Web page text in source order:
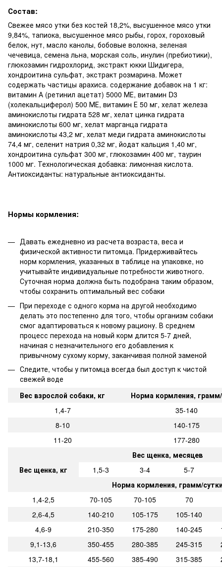
Состав:
Свежее мясо утки без костей 18,2%, высушенное мясо утки
9,84%, тапиока, высушенное мясо рыбы, горох, гороховый
белок, нут, масло канолы, бобовые волокна, зеленая
чечевица, семена льна, морская соль, инулин (пребиотики),
глюкозамин гидрохлорид, экстракт юкки Шидигера,
хондроитина сульфат, экстракт розмарина. Может
содержать частицы арахиса. содержание добавок на 1 кг:
витамин А (ретинил ацетат) 5000 МЕ, витамин D3
(холекальциферол) 500 МЕ, витамин Е 50 мг, хелат железа
аминокислоты гидрата 528 мг, хелат цинка гидрата
аминокислоты 600 мг, хелат марганца гидрата
аминокислоты 43,2 мг, хелат меди гидрата аминокислоты
74,4 мг, селенит натрия 0,32 мг, йодат кальция 1,40 мг,
хондроитина сульфат 300 мг, глюкозамин 400 мг, таурин
1000 мг. Технологическая добавка: лимонная кислота.
Антиоксиданты: натуральные антиоксиданты.
Нормы кормления:
Давать ежедневно из расчета возраста, веса и
физической активности питомца. Придерживайтесь
норм кормления, указанных в таблице на упаковке, но
учитывайте индивидуальные потребности животного.
Суточная норма должна быть подобрана таким образом,
чтобы сохранить оптимальный вес собаки
При переходе с одного корма на другой необходимо
делать это постепенно для того, чтобы организм собаки
смог адаптироваться к новому рациону. В среднем
процесс перехода на новый корм длится 5-7 дней,
начиная с незначительного его добавления к
привычному сухому корму, заканчивая полной заменой
Следите, чтобы у питомца всегда был доступ к чистой
свежей воде
Вес взрослой собаки, кг
Норма кормления,
1,4-7
35-140
8-10
140-175
11-20
177-280
Вес щенка, кг
Вес щенка, месяцев
1,5-3
3-4
5-7
Норма кормления, грамм/
1,4-2,5
70-105 70-105
70
2,6-4,5
140-210 105-175
105-140
4,6-9
210-350 175-280 140-245
9,1-13,6
350-455 280-385 245-315
13,7-18,1
455-560 385-490 315-385